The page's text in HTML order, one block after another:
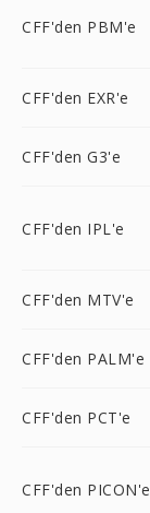
CFF'den PBM'e
CFF'den EXR'e
CFF'den G3'e
CFF'den IPL'e
CFF'den MTV'e
CFF'den PALM'e
CFF'den PCT'e
CFF'den PICON'e